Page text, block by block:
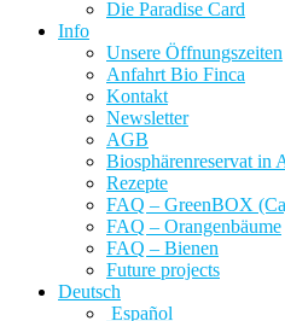
Die Paradise Card
Info
Unsere Öffnungszeiten
Anfahrt Bio Finca
Kontakt
Newsletter
AGB
Biosphärenreservat in
Rezepte
FAQ – GreenBOX
FAQ – Orangenbäume
FAQ – Bienen
Future projects
Deutsch
Español